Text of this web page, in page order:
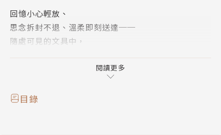
回憶小心輕放、
思念拆封不退、溫柔即刻送達──
隨處可見的文具中，
✄--------------------
閱讀更多
目錄